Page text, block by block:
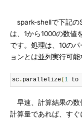
spark-shellで下記の
は、1から1000の数値
です。処理は、10の
ョンとは並列実行可能
sc. parallelize(1 to
早速、計算結果の数
計算量であれば、すぐ